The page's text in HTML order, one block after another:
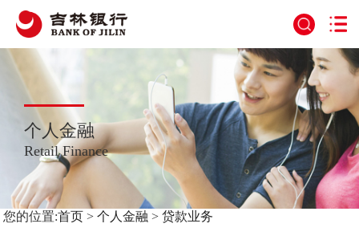
个人金融
Retail Finance
您的位置:首页 >个人金融 >贷款业务